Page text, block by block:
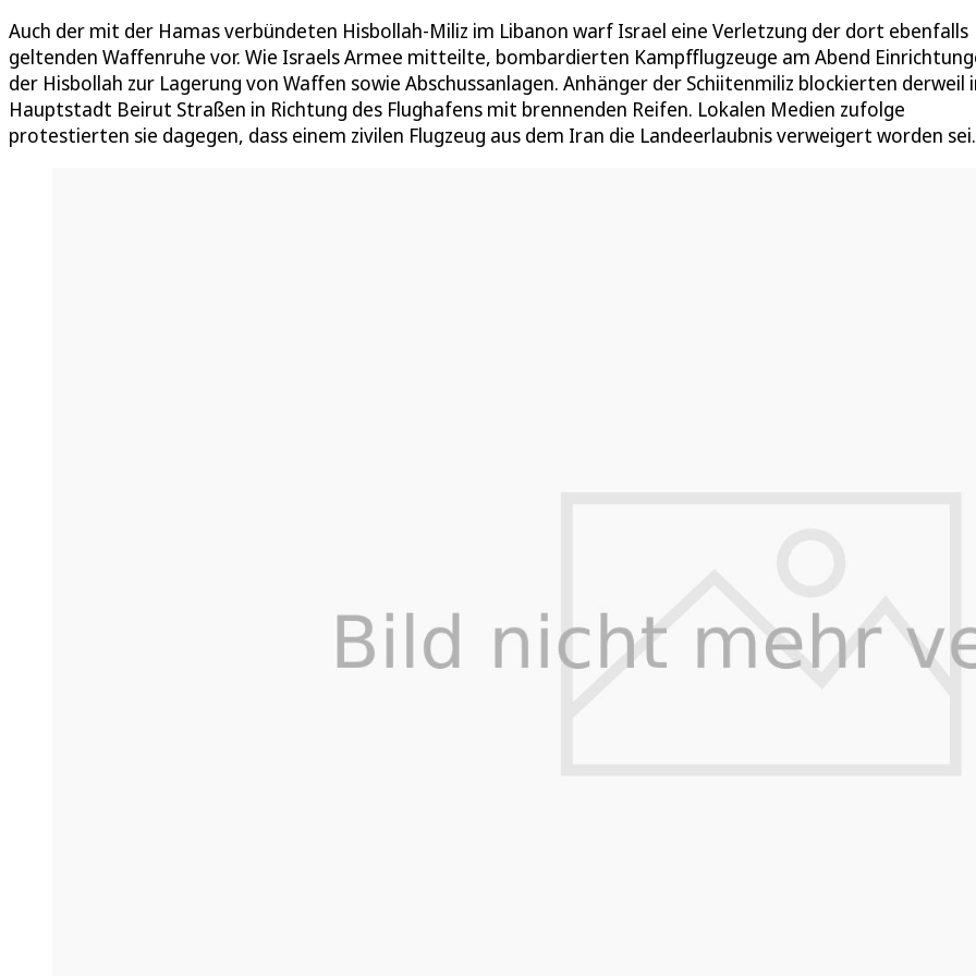
Auch der mit der Hamas verbündeten Hisbollah-Miliz im Libanon warf Israel eine Verletzung der dort ebenfalls
geltenden Waffenruhe vor. Wie Israels Armee mitteilte, bombardierten Kampfflugzeuge am Abend
der Hisbollah zur Lagerung von Waffen sowie Abschussanlagen. Anhänger der Schiitenmiliz blockierten derweil
Hauptstadt Beirut Straßen in Richtung des Flughafens mit brennenden Reifen. Lokalen Medien zufolge
protestierten sie dagegen, dass einem zivilen Flugzeug aus dem Iran die Landeerlaubnis verweigert worden sei.